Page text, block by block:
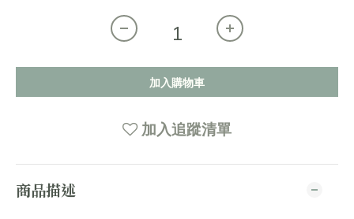
加入購物車
加入追蹤清單
商品描述